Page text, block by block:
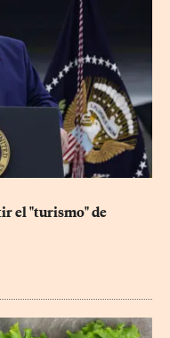
el "turismo" de